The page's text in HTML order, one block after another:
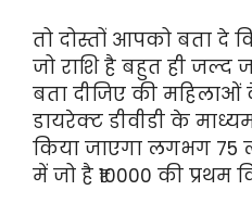
तो दोस्तों आपको बता दे
जो राशि है बहुत ही जल्द
बता दीजिए की
डायरेक्ट डीवीडी के
किया जाएगा लगभग
में जो है ₹10000 की प्रथम